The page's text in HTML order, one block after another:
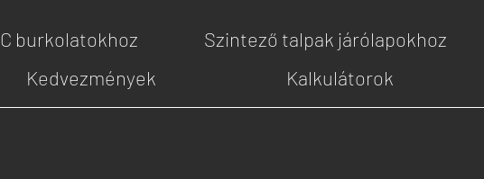
burkolatokhoz Szintező talpak járólapokhoz
Kedvezmények Kalkulátorok